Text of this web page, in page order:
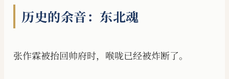
历史的余音：东北魂
张作霖被抬回帅府时，喉咙已经被炸断了。